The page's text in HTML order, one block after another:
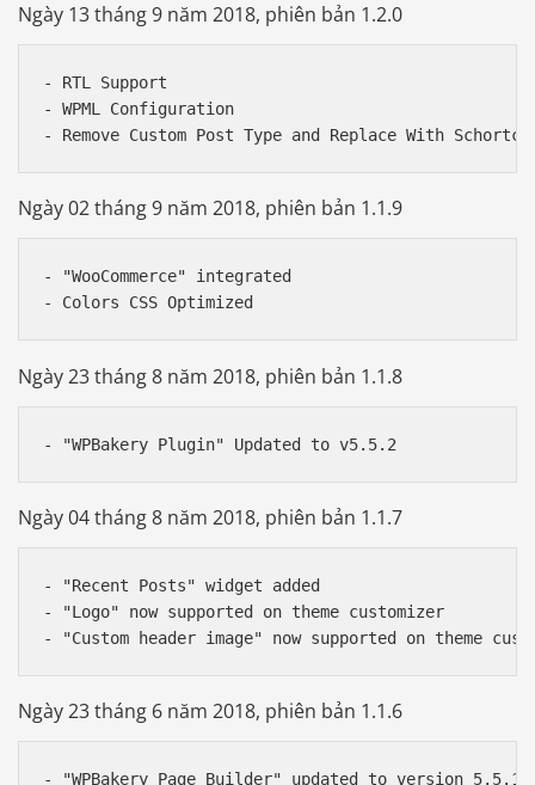
Ngày 13 tháng 9 năm 2018, phiên bản 1.2.0
- RTL Support
- WPML Configuration
Ngày 02 tháng 9 năm 2018, phiên bản 1.1.9
- "WooCommerce" integrated
Ngày 23 tháng 8 năm 2018, phiên bản 1.1.8
Ngày 04 tháng 8 năm 2018, phiên bản 1.1.7
- "Recent Posts" widget added
- "Logo" now supported on theme customizer
Ngày 23 tháng 6 năm 2018, phiên bản 1.1.6
- "WPBakery Page Builder" updated to version 5.5.1